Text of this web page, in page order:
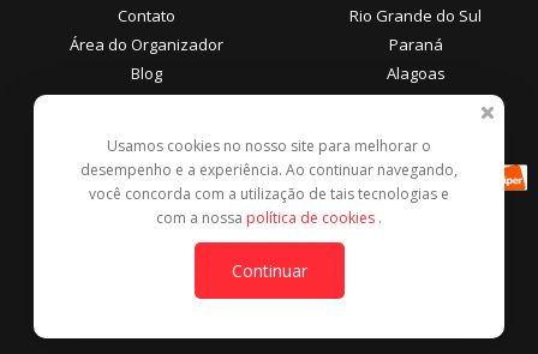
Contato
Área do Organizador
Blog
Rio Grande do Sul
Paraná
Alagoas
Área do Participante
Central de Ajuda
Denunciar este evento
Formas de Pagamento
Usamos cookies no nosso site para melhorar o
desempenho e a experiência. Ao continuar navegando,
você concorda com a utilização de tais tecnologias e
com a nossa política de cookies .
Continuar